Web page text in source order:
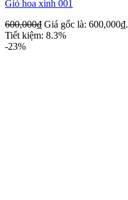
Giỏ hoa xinh 001
600,000₫ Giá gốc là: 600,000₫.
Tiết kiệm: 8.3%
-23%